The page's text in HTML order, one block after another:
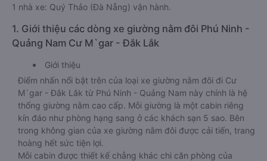
1 nhà xe: Quý Thảo (Đà Nẵng) vận hành.
1. Giới thiệu các dòng xe giường nằm đôi Phú Ninh -
Quảng Nam Cư M`gar - Đắk Lắk
Giới thiệu
Điểm nhấn nổi bật trên của loại xe giường nằm đôi đi Cư
M`gar - Đắk Lắk từ Phú Ninh - Quảng Nam này chính là hệ
thống giường nằm cao cấp. Mỗi giường là một cabin riêng
kín đáo như phòng hạng sang ở các khách sạn 5 sao. Bên
trong không gian của xe giường nằm đôi được cải tiến, trang
hoàng hết sức tiện lợi.
Mỗi cabin được thiết kế chẳng khác chi căn phòng của